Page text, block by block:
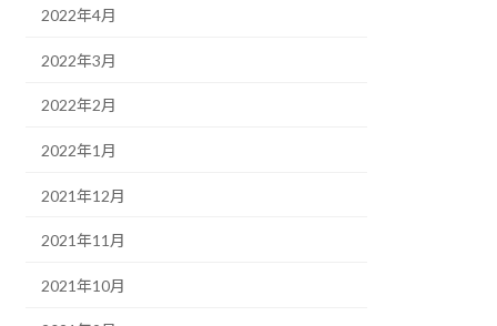
2022年4月
2022年3月
2022年2月
2022年1月
2021年12月
2021年11月
2021年10月